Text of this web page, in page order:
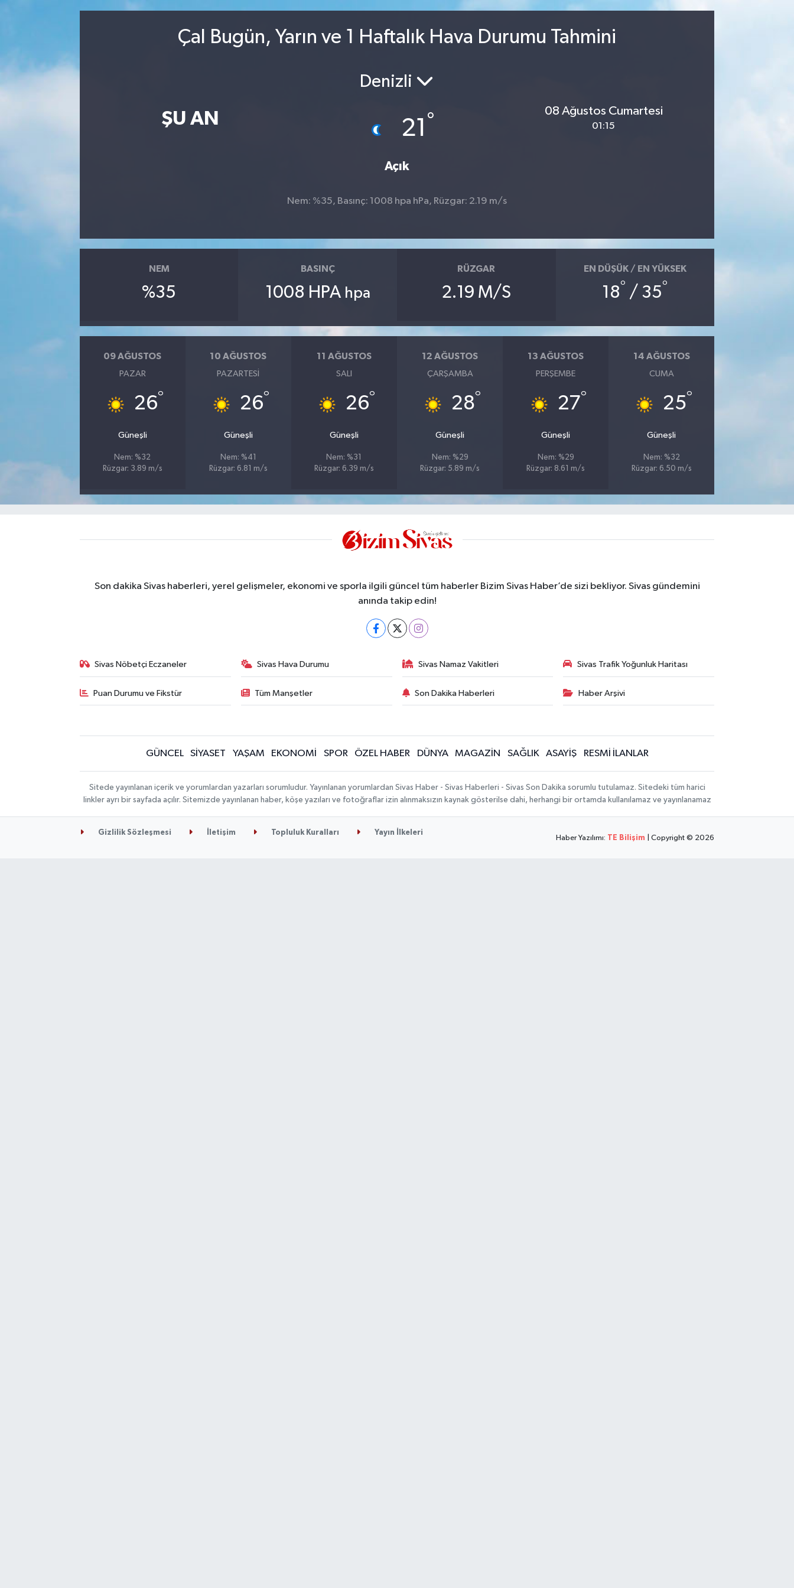
Çal Bugün, Yarın ve 1 Haftalık Hava Durumu Tahmini
ŞU AN
Denizli
21 °
Açık
08 Ağustos Cumartesi
01:15
Nem: %35, Basınç: 1008 hpa hPa, Rüzgar: 2.19 m/s
NEM
%35
BASINÇ
1008 HPA hpa
RÜZGAR
2.19 M/S
EN DÜŞÜK / EN YÜKSEK
18° / 35°
09 AĞUSTOS
PAZAR
26°
Güneşli
Nem: %32
Rüzgar: 3.89 m/s
10 AĞUSTOS
PAZARTESI
26°
Güneşli
Nem: %41
Rüzgar: 6.81 m/s
11 AĞUSTOS
SALI
26°
Güneşli
Nem: %31
Rüzgar: 6.39 m/s
12 AĞUSTOS
ÇARŞAMBA
28°
Güneşli
Nem: %29
Rüzgar: 5.89 m/s
13 AĞUSTOS
PERŞEMBE
27°
Güneşli
Nem: %29
Rüzgar: 8.61 m/s
14 AĞUSTOS
CUMA
25°
Güneşli
Nem: %32
Rüzgar: 6.50 m/s
Son dakika Sivas haberleri, yerel gelişmeler, ekonomi ve sporla ilgili güncel tüm haberler Bizim Sivas Haber’de sizi bekliyor. Sivas gündemini
anında takip edin!
Sivas Nöbetçi Eczaneler Sivas Hava Durumu Sivas Namaz Vakitleri Sivas Trafik Yoğunluk Haritası
Puan Durumu ve Fikstür Tüm Manşetler Son Dakika Haberleri Haber Arşivi
GÜNCEL SİYASET YAŞAM EKONOMİ SPOR ÖZEL HABER DÜNYA MAGAZİN SAĞLIK ASAYİŞ RESMİ İLANLAR
Sitede yayınlanan içerik ve yorumlardan yazarları sorumludur. Yayınlanan yorumlardan Sivas Haber - Sivas Haberleri - Sivas Son Dakika sorumlu tutulamaz. Sitedeki tüm harici
linkler ayrı bir sayfada açılır. Sitemizde yayınlanan haber, köşe yazıları ve fotoğraflar izin alınmaksızın kaynak gösterilse dahi, herhangi bir ortamda kullanılamaz ve yayınlanamaz
Gizlilik Sözleşmesi İletişim Topluluk Kuralları Yayın İlkeleri
Haber Yazılımı: TE Bilişim | Copyright © 2026